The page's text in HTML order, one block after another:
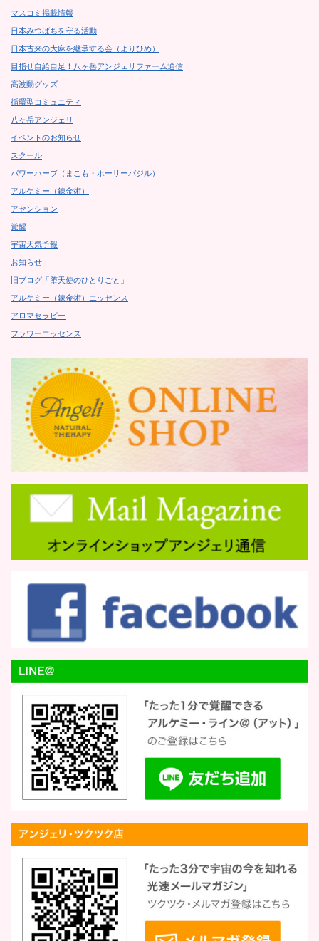
マスコミ掲載情報
日本みつばちを守る活動
日本古来の大麻を継承する会（よりひめ）
目指せ自給自足！八ヶ岳アンジェリファーム通信
高波動グッズ
循環型コミュニティ
八ヶ岳アンジェリ
イベントのお知らせ
スクール
パワーハーブ（まこも・ホーリーバジル）
アルケミー（錬金術）
アセンション
覚醒
宇宙天気予報
お知らせ
旧ブログ「堕天使のひとりごと」
アルケミー（錬金術）エッセンス
アロマセラピー
フラワーエッセンス